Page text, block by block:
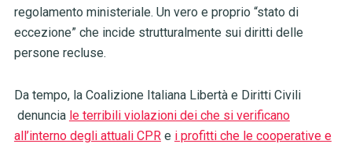
regolamento ministeriale. Un vero e proprio “stato di
eccezione” che incide strutturalmente sui diritti delle
persone recluse.
Da tempo, la Coalizione Italiana Libertà e Diritti Civili
denuncia le terribili violazioni dei che si verificano
all’interno degli attuali CPR e i profitti che le cooperative e